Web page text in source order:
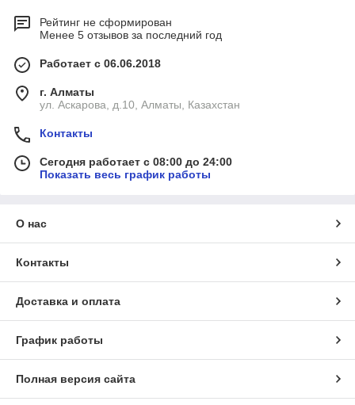
Рейтинг не сформирован
Менее 5 отзывов за последний год
Работает с 06.06.2018
г. Алматы
ул. Аскарова, д.10, Алматы, Казахстан
Контакты
Сегодня работает с 08:00 до 24:00
Показать весь график работы
О нас
Контакты
Доставка и оплата
График работы
Полная версия сайта